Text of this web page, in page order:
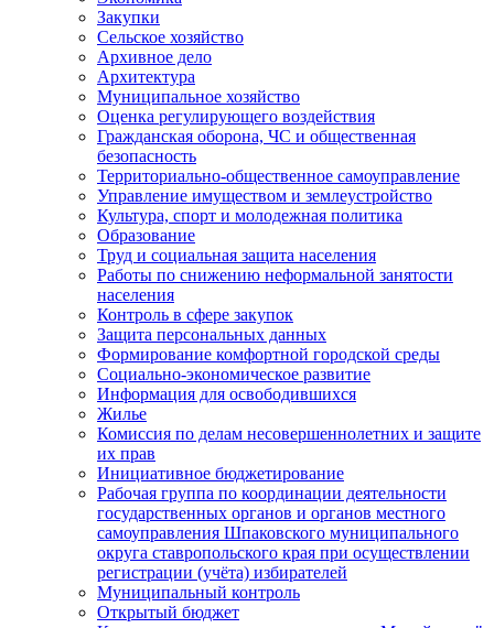
Закупки
Сельское хозяйство
Архивное дело
Архитектура
Муниципальное хозяйство
Оценка регулирующего воздействия
Гражданская оборона, ЧС и общественная
безопасность
Территориально-общественное самоуправление
Управление имуществом и землеустройство
Культура, спорт и молодежная политика
Образование
Труд и социальная защита населения
Работы по снижению неформальной занятости
населения
Контроль в сфере закупок
Защита персональных данных
Формирование комфортной городской среды
Социально-экономическое развитие
Информация для освободившихся
Жилье
Комиссия по делам несовершеннолетних и защите
их прав
Инициативное бюджетирование
Рабочая группа по координации деятельности
государственных органов и органов местного
самоуправления Шпаковского муниципального
округа ставропольского края при осуществлении
регистрации (учёта) избирателей
Муниципальный контроль
Открытый бюджет